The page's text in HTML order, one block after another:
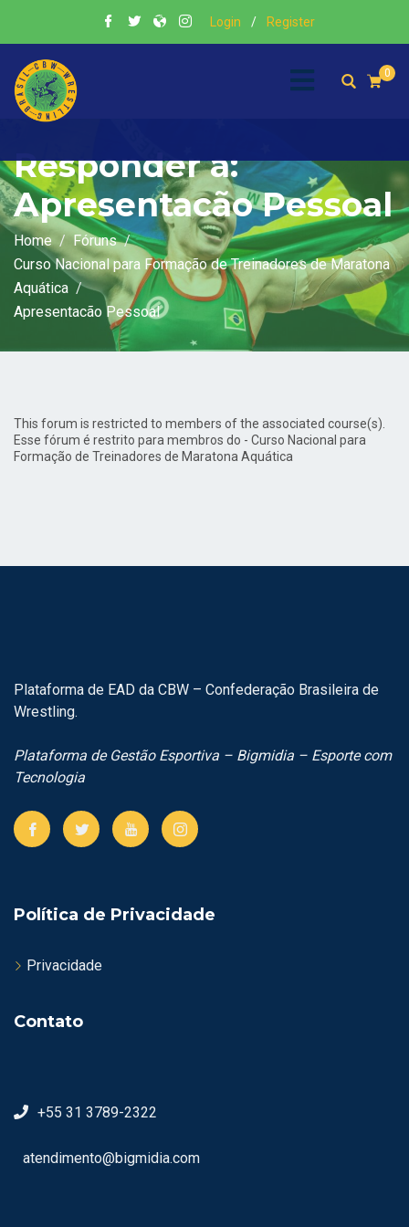
Login / Register
0
Responder a:
Apresentacão Pessoal
Home
Fóruns
Curso Nacional para Formação de Treinadores de Maratona
Aquática
Apresentacão Pessoal
This forum is restricted to members of the associated course(s).
Esse fórum é restrito para membros do - Curso Nacional para
Formação de Treinadores de Maratona Aquática
Plataforma de EAD da CBW – Confederação Brasileira de
Wrestling.
Plataforma de Gestão Esportiva – Bigmidia – Esporte com
Tecnologia
Política de Privacidade
Privacidade
Contato
+55 31 3789-2322
atendimento@bigmidia.com